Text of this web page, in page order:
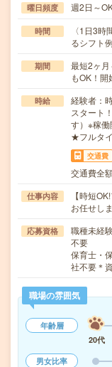
曜日頻度 週2日～
時間
〈1日3
るシフト
期間
最短2ヶ
もOK！開
時給
経験者：
スタート
す）※稼
★フルタ
交通費
交通費全
仕事内容
【時短
お任せし
応募資格
職種未経
不要
保育士・
社不要＊
職場の雰囲気
年齢層
20代
男女比率